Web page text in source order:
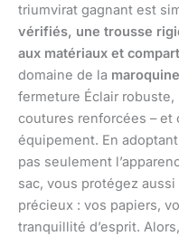
triumvirat gagnant est
vérifiés, une trousse
aux matériaux et
domaine de la
fermeture Éclair
coutures renforcées –
équipement. En
pas seulement
sac, vous protégez
précieux : vos papiers,
tranquillité d’esprit.